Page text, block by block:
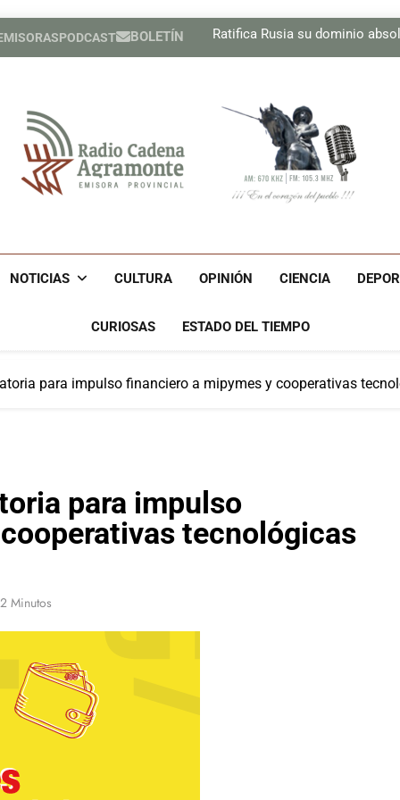
PODCAST BOLETÍN
Ratifica Rusia su dominio
Regresa Carlos Acosta a un
Ratifica Rusia su dominio
Regresa Carlos Acosta a un
Recibe Díaz-Canel en el
Radio Cadena
NOTICIAS CULTURA OPINIÓN CIENCIA
CURIOSAS ESTADO DEL TIEMPO
para impulso financiero a mipymes y cooperativas
para impulso
tecnológicas
2 Minutos